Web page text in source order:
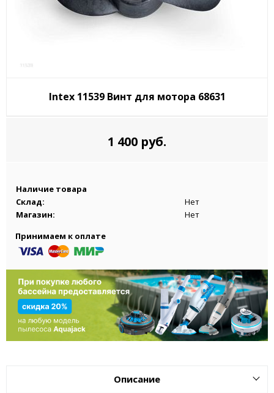
Intex 11539 Винт для мотора 68631
1 400 руб.
Наличие товара
Склад:
Нет
Магазин:
Нет
Принимаем к оплате
Описание